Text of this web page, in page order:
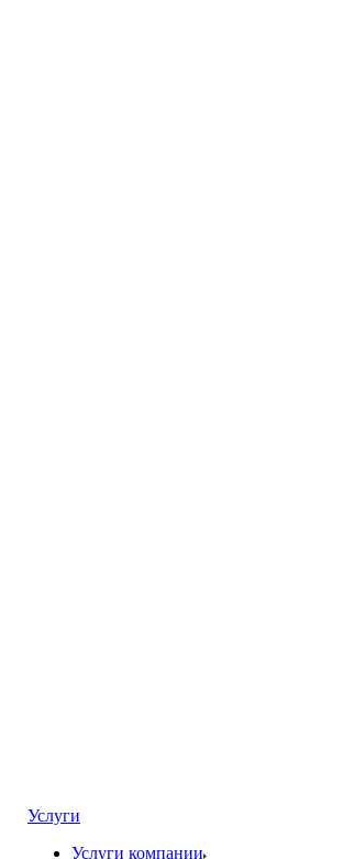
Услуги
Услуги компании